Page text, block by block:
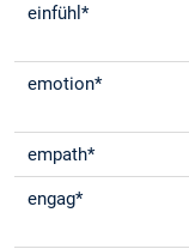
einfühl*
emotion*
empath*
engag*